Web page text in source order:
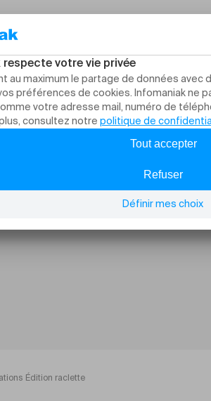
Édition raclette